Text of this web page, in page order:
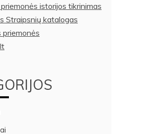
istorijos tikrinimas
Straipsnių katalogas
priemonės